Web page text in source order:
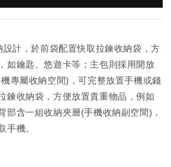
設計，於前袋配置快取拉鍊收納袋，方
如鑰匙、悠遊卡等；主包則採用開放
專屬收納空間)，可完整放置手機或錢
鍊收納袋，方便放置貴重物品，例如
部含一組收納夾層(手機收納副空間)，
手機。